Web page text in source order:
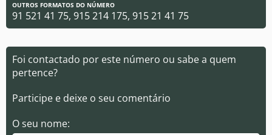
OUTROS FORMATOS DO NÚMERO
91 521 41 75, 915 214 175, 915 21 41 75
Foi contactado por este número ou sabe a quem
pertence?
Participe e deixe o seu comentário
O seu nome: